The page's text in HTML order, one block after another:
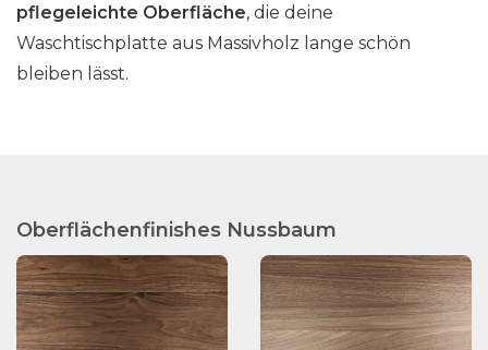
pflegeleichte Oberfläche, die deine
Waschtischplatte aus Massivholz lange schön
bleiben lässt.
Oberflächenfinishes Nussbaum